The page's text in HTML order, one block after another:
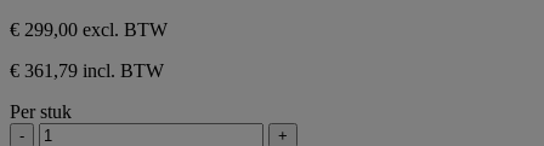
€ 299,00 excl. BTW
€ 361,79 incl. BTW
Per stuk
- +